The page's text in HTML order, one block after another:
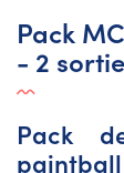
Pack
- 2
Pack